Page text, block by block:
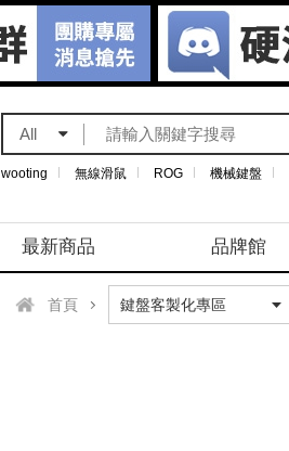
All
wooting 無線滑鼠 ROG 機械鍵盤
最新商品 品牌館
首頁